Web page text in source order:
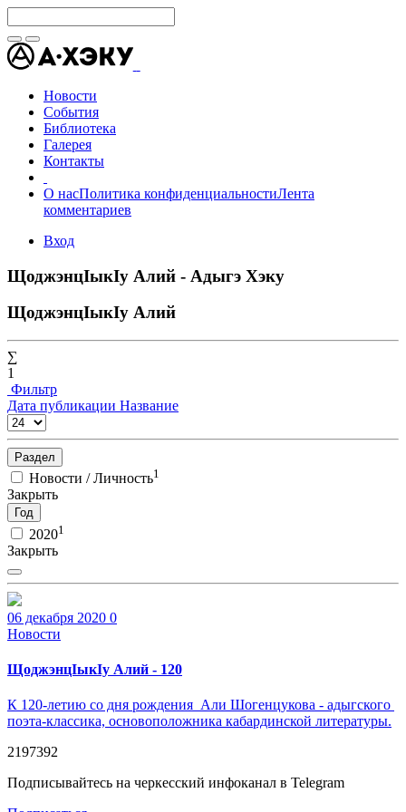
Новости
События
Библиотека
Галерея
Контакты
О насПолитика конфиденциальностиЛента
комментариев
Вход
ЩоджэнцIыкIу Алий - Адыгэ Хэку
ЩоджэнцIыкIу Алий
∑
1
Фильтр
Дата публикации Название
Раздел
Новости / Личность1
Закрыть
Год
20201
Закрыть
06 декабря 2020 0
Новости
ЩоджэнцIыкIу Алий - 120
К 120-летию со дня рождения Али Шогенцукова - адыгского
поэта-классика, основоположника кабардинской литературы.
2197392
Подписывайтесь на черкесский инфоканал в Telegram